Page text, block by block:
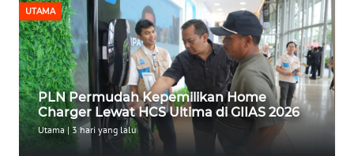
UTAMA
PLN Permudah Kepemilikan Home
Charger Lewat HCS Ultima di GIIAS 2026
Utama | 3 hari yang lalu
UTAMA
SERBA-
SERBI